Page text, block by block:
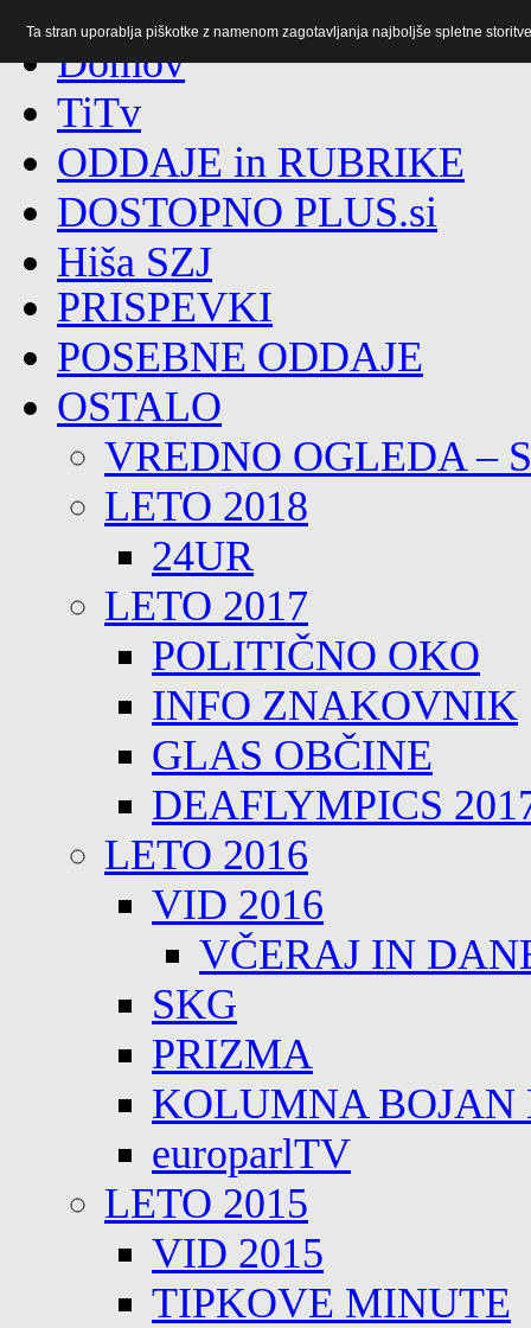
TiTv
ODDAJE in RUBRIKE
DOSTOPNO PLUS.si
Hiša SZJ
PRISPEVKI
POSEBNE ODDAJE
OSTALO
VREDNO OGLEDA –
LETO 2018
24UR
LETO 2017
POLITIČNO OKO
INFO ZNAKOVNIK
GLAS OBČINE
DEAFLYMPICS
LETO 2016
VID 2016
VČERAJ IN
SKG
PRIZMA
KOLUMNA BOJAN
europarlTV
LETO 2015
VID 2015
TIPKOVE MINUTE
Ta stran uporablja piškotke z namenom zagotavljanja najboljše spletne